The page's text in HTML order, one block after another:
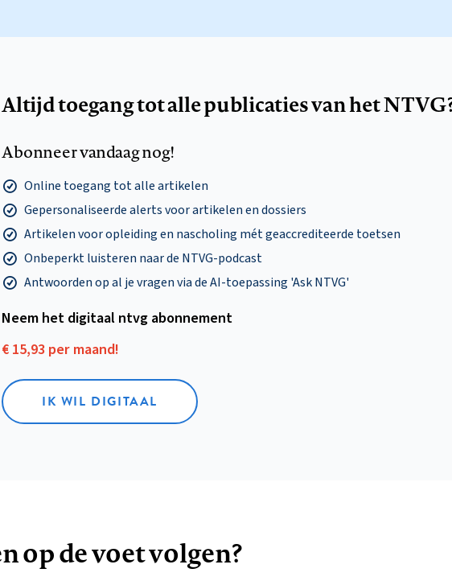
Altijd toegang tot alle publicaties van het
Abonneer vandaag nog!
Online toegang tot alle artikelen
Gepersonaliseerde alerts voor artikelen en dossiers
Artikelen voor opleiding en nascholing mét geaccrediteerde toetsen
Onbeperkt luisteren naar de NTVG-podcast
Antwoorden op al je vragen via de AI-toepassing 'Ask NTVG'
Neem het digitaal ntvg abonnement
€ 15,93 per maand!
IK WIL DIGITAAL
de voet volgen?